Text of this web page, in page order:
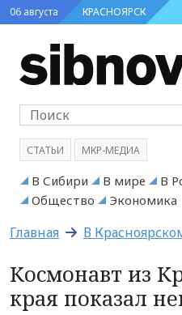
06 августа КРАСНОЯРСК
СТАТЬИ МКР-МЕДИА
В Сибири В мире В
Общество
Экономика
Главная В
Космонавт из
края показал